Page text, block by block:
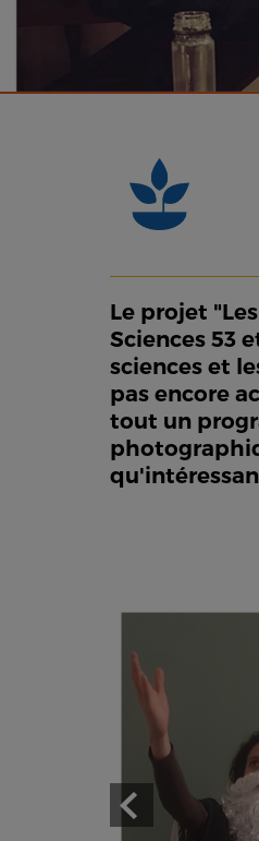
Le projet
Sciences 53
sciences et
pas encore
tout un